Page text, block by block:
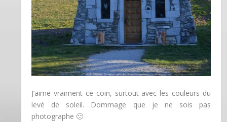
J’aime vraiment ce coin, surtout avec les couleurs du
levé de soleil. Dommage que je ne sois pas
photographe 🙁